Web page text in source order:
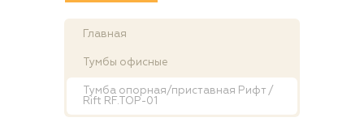
Главная
Тумбы офисные
Тумба опорная/приставная Рифт /
Rift RF.TOP-01